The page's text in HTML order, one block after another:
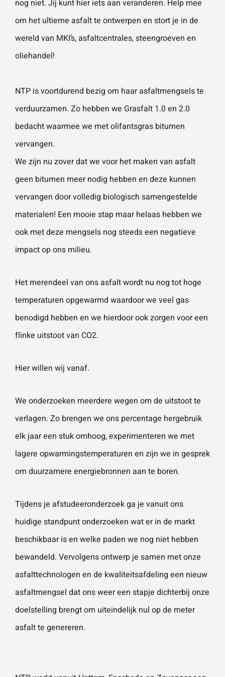
Wat is 5 + 5?*
vestigingen.
Naam*
nog niet. Jij kunt hier iets aan veranderen. Help mee
om het ultieme asfalt te ontwerpen en stort je in de
wereld van MKI’s, asfaltcentrales, steengroeven en
oliehandel!
NTP is voortdurend bezig om haar asfaltmengsels te
verduurzamen. Zo hebben we Grasfalt 1.0 en 2.0
bedacht waarmee we met olifantsgras bitumen
vervangen.
We zijn nu zover dat we voor het maken van asfalt
geen bitumen meer nodig hebben en deze kunnen
vervangen door volledig biologisch samengestelde
materialen! Een mooie stap maar helaas hebben we
ook met deze mengsels nog steeds een negatieve
impact op ons milieu.
Het merendeel van onsasfaltwordt nu nog tot hoge
temperaturen opgewarmd waardoor we veel gas
benodigd hebben en we hierdoor ook zorgen voor een
flinke uitstoot van CO2.
Hier willen wij vanaf.
We onderzoeken meerdere wegen om de uitstoot te
verlagen. Zo brengen we ons percentage hergebruik
elk jaar een stuk omhoog, experimenteren we met
lagere opwarmingstemperaturen en zijn we in gesprek
om duurzamere energiebronnen aan te boren.
Tijdens je afstudeeronderzoek ga je vanuit ons
huidige standpunt onderzoeken wat er in de markt
beschikbaar is en welke paden we nog niet hebben
bewandeld. Vervolgens ontwerp je samen met onze
asfalttechnologen en de kwaliteitsafdeling een nieuw
asfaltmengsel dat ons weer een stapje dichterbij onze
doelstelling brengt om uiteindelijk nul op de meter
asfalt te genereren.